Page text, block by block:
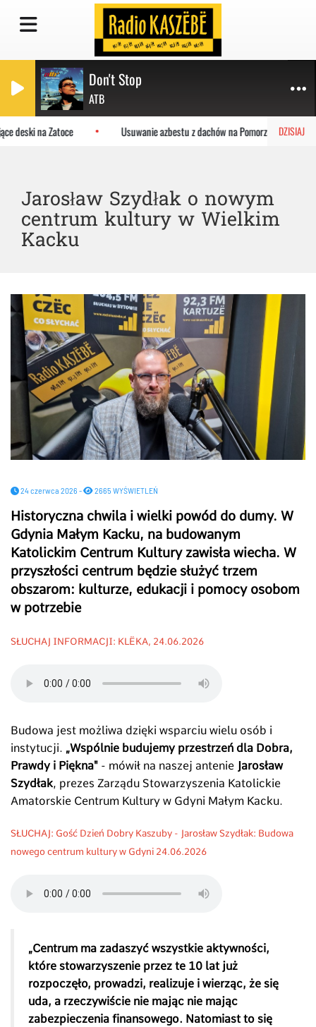
Don't Stop
ATB
DZISIAJ
deski na Zatoce Usuwanie azbestu z dachów na Pomorzu. Ruszył
Jarosław Szydłak o nowym
centrum kultury w Wielkim
Kacku
24 czerwca 2026 - 2665 WYŚWIETLEŃ
Historyczna chwila i wielki powód do dumy. W
Gdynia Małym Kacku, na budowanym
Katolickim Centrum Kultury zawisła wiecha. W
przyszłości centrum będzie służyć trzem
obszarom: kulturze, edukacji i pomocy osobom
w potrzebie
SŁUCHAJ INFORMACJI: KLËKA, 24.06.2026
Budowa jest możliwa dzięki wsparciu wielu osób i
instytucji. „Wspólnie budujemy przestrzeń dla Dobra,
Prawdy i Piękna" - mówił na naszej antenie Jarosław
Szydłak, prezes Zarządu Stowarzyszenia Katolickie
Amatorskie Centrum Kultury w Gdyni Małym Kacku.
SŁUCHAJ: Gość Dzień Dobry Kaszuby - Jarosław Szydłak: Budowa
nowego centrum kultury w Gdyni 24.06.2026
„Centrum ma zadaszyć wszystkie aktywności,
które stowarzyszenie przez te 10 lat już
rozpoczęło, prowadzi, realizuje i wierząc, że się
uda, a rzeczywiście nie mając nie mając
zabezpieczenia finansowego. Natomiast to się